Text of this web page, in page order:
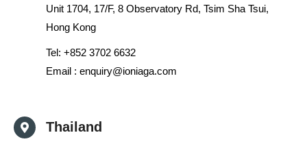
Unit 1704, 17/F, 8 Observatory Rd, Tsim Sha Tsui,
Hong Kong
Tel: +852 3702 6632
Email : enquiry@ioniaga.com
Thailand